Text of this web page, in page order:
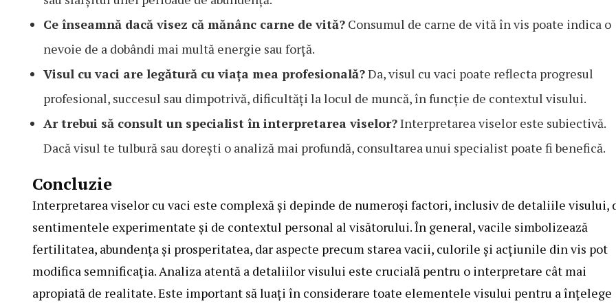
Ce înseamnă dacă visez că mănânc carne de vită? Consumul de carne de vită în vis poate indica o
nevoie de a dobândi mai multă energie sau forță.
Visul cu vaci are legătură cu viața mea profesională?Da, visul cu vaci poate reflecta progresul
profesional, succesul sau dimpotrivă, dificultăți la locul de muncă, în funcție de contextul visului.
Ar trebui să consult un specialist în interpretarea viselor?Interpretarea viselor este subiectivă.
Dacă visul te tulbură sau dorești o analiză mai profundă, consultarea unui specialist poate fi benefică.
Concluzie
Interpretarea viselor cu vaci este complexă și depinde de numeroși factori, inclusiv de detaliile visului,
sentimentele experimentate și de contextul personal al visătorului. În general, vacile simbolizează
fertilitatea, abundența și prosperitatea, dar aspecte precum starea vacii, culorile și acțiunile din vis pot
modifica semnificația. Analiza atentă a detaliilor visului este crucială pentru o interpretare cât mai
apropiată de realitate. Este important să luați în considerare toate elementele visului pentru a înțelege